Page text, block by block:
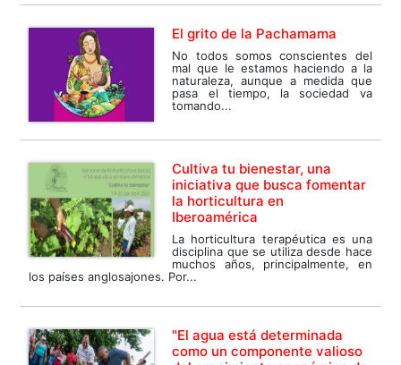
El grito de la Pachamama
No todos somos conscientes del
mal que le estamos haciendo a la
naturaleza, aunque a medida que
pasa el tiempo, la sociedad va
tomando...
Cultiva tu bienestar, una
iniciativa que busca fomentar
la horticultura en
Iberoamérica
La horticultura terapéutica es una
disciplina que se utiliza desde hace
muchos años, principalmente, en
los países anglosajones. Por...
"El agua está determinada
como un componente valioso